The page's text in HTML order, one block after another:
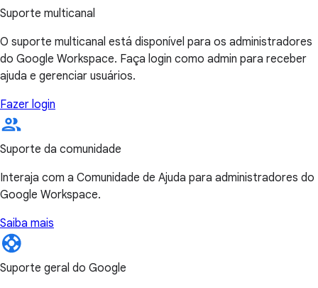
Suporte multicanal
O suporte multicanal está disponível para os administradores
do Google Workspace. Faça login como admin para receber
ajuda e gerenciar usuários.
Fazer login
Suporte da comunidade
Interaja com a Comunidade de Ajuda para administradores do
Google Workspace.
Saiba mais
Suporte geral do Google